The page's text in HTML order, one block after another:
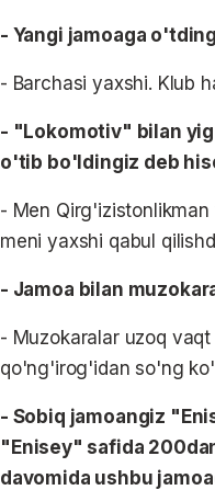
- Yangi jamoaga
- Barchasi yaxshi. Klub
- "Lokomotiv" bilan
o'tib bo'ldingiz deb
- Men
meni yaxshi qabul
- Jamoa bilan
- Muzokaralar uzoq
qo'ng'irog'idan so'ng
- Sobiq jamoangiz "
"Enisey" safida
davomida ushbu